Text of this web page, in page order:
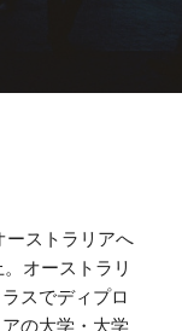
ーストラリアへ
オーストラリ
スでディプロ
の大学・大学